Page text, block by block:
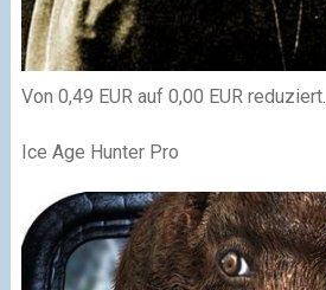
Von 0,49 EUR auf 0,00 EUR reduziert.
Ice Age Hunter Pro